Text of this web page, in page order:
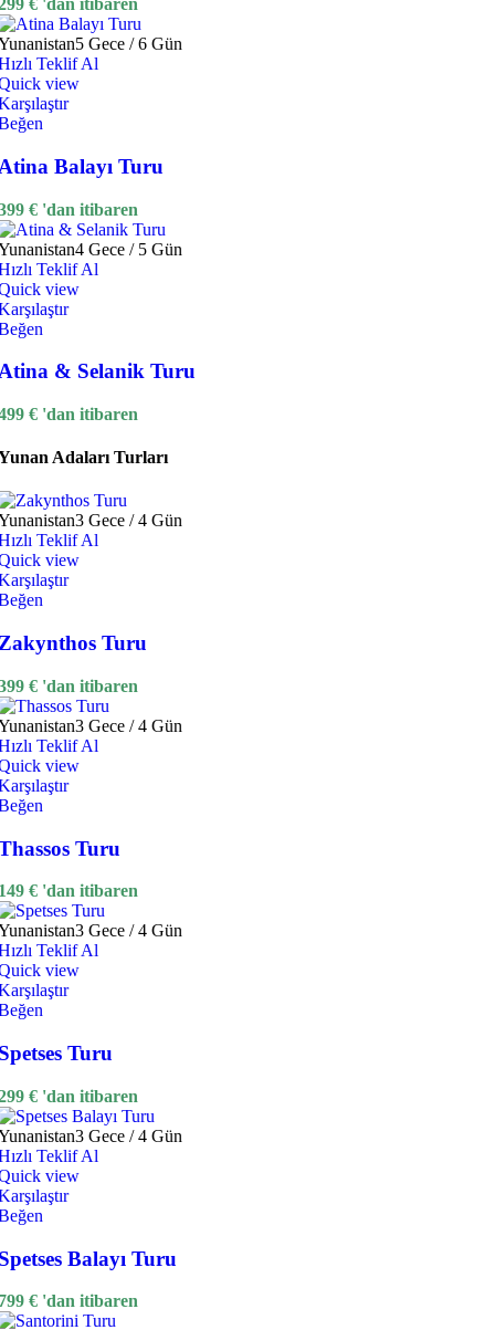
€ 'dan itibaren
5 Gece / 6 Gün
Teklif Al
view
Balayı Turu
€ 'dan itibaren
4 Gece / 5 Gün
Teklif Al
view
& Selanik Turu
€ 'dan itibaren
Adaları Turları
3 Gece / 4 Gün
Teklif Al
view
Turu
€ 'dan itibaren
3 Gece / 4 Gün
Teklif Al
view
Turu
€ 'dan itibaren
3 Gece / 4 Gün
Teklif Al
view
Turu
€ 'dan itibaren
3 Gece / 4 Gün
Teklif Al
view
Balayı Turu
€ 'dan itibaren